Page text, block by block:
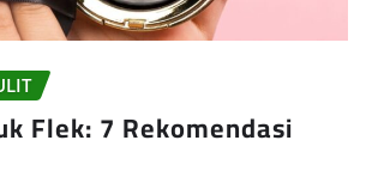
Flek: 7 Rekomendasi